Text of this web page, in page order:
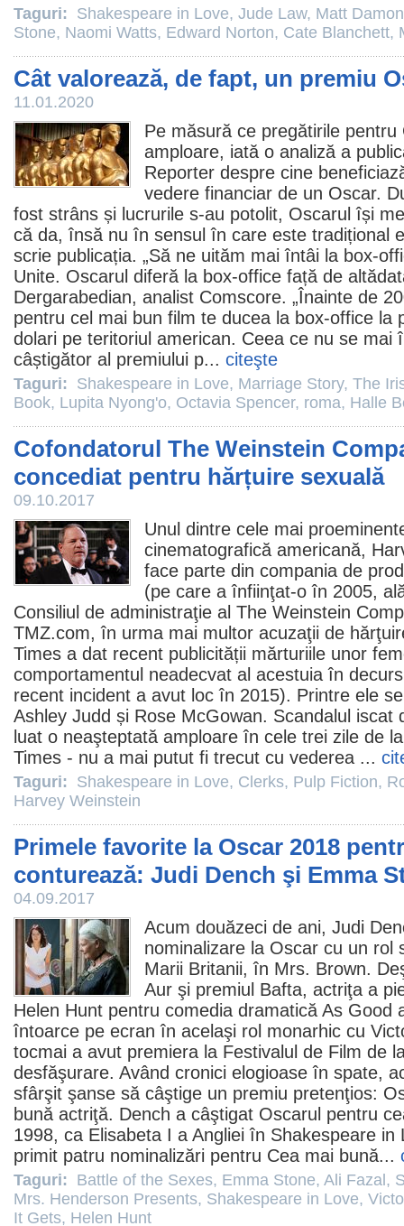
Taguri: Shakespeare in Love, Jude Law, Matt Damon
Stone, Naomi Watts, Edward Norton, Cate Blanchett,
Cât valorează, de fapt, un premiu
11.01.2020
Pe măsură ce pregătirile
amploare, iată o analiză a
Reporter despre cine
vedere financiar de un Oscar.
fost strâns și lucrurile s-au potolit, Oscarul își
că da, însă nu în sensul în care este tradițional
scrie publicația. „Să ne uităm mai întâi la box-
Unite. Oscarul diferă la box-office față de
Dergarabedian, analist Comscore. „Înainte de
pentru cel mai bun film te ducea la box-office la
dolari pe teritoriul american. Ceea ce nu se mai
câștigător al premiului p... citeşte
Taguri: Shakespeare in Love, Marriage Story, The
Book, Lupita Nyong'o, Octavia Spencer, roma, Halle
Cofondatorul The Weinstein
concediat pentru hărțuire sexuală
09.10.2017
Unul dintre cele mai
cinematografică americană,
face parte din compania de
(pe care a înfiinţat-o în 2005,
Consiliul de administraţie al The Weinstein
TMZ.com, în urma mai multor acuzaţii de
Times a dat recent publicității mărturiile unor
comportamentul neadecvat al acestuia în
recent incident a avut loc în 2015). Printre ele
Ashley Judd și Rose McGowan. Scandalul iscat
luat o neaşteptată amploare în cele trei zile de
Times - nu a mai putut fi trecut cu vederea ...
Taguri: Shakespeare in Love, Clerks, Pulp Fiction,
Harvey Weinstein
Primele favorite la Oscar 2018
conturează: Judi Dench şi Emma
04.09.2017
Acum douăzeci de ani, Judi
nominalizare la Oscar cu un rol
Marii Britanii, în Mrs. Brown.
Aur şi premiul Bafta, actriţa a
Helen Hunt pentru comedia dramatică As Good
întoarce pe ecran în acelaşi rol monarhic cu
tocmai a avut premiera la Festivalul de Film de
desfăşurare. Având cronici elogioase în spate,
sfârşit şanse să câştige un premiu pretenţios:
bună actriţă. Dench a câştigat Oscarul pentru
1998, ca Elisabeta I a Angliei în Shakespeare in
primit patru nominalizări pentru Cea mai bună...
Taguri: Battle of the Sexes, Emma Stone, Ali Fazal ,
Mrs. Henderson Presents, Shakespeare in Love,
It Gets, Helen Hunt